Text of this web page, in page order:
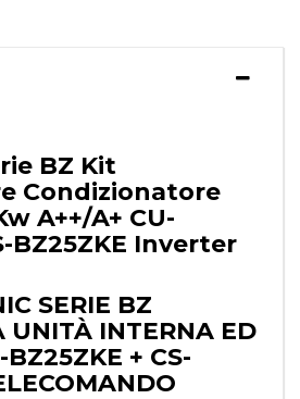
BZ Kit
Condizionatore
A++/A+ CU-
BZ25ZKE Inverter
SERIE BZ
UNITÀ INTERNA ED
BZ25ZKE + CS-